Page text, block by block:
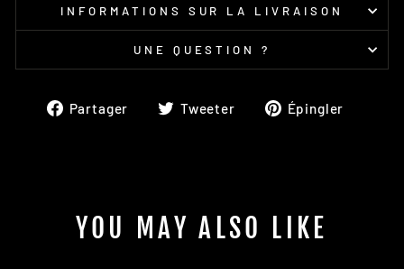
INFORMATIONS SUR LA LIVRAISON
UNE QUESTION ?
Partager
PartagerTweeter
TweeterÉpingler
YOU MAY ALSO LIKE